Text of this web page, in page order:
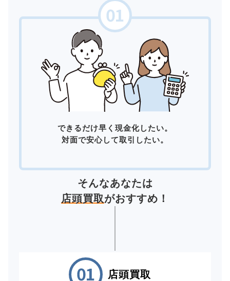
できるだけ早く現金化したい。
対面で安心して取引したい。
そんなあなたは
店頭買取がおすすめ！
店頭買取